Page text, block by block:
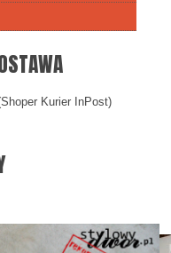
Kurier InPost)